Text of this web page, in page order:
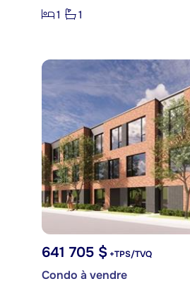
1
1
641 705 $ +TPS/TVQ
Condo à vendre